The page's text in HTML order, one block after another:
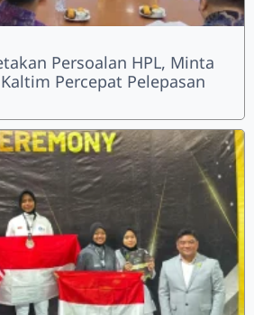
Persoalan HPL, Minta
Percepat Pelepasan